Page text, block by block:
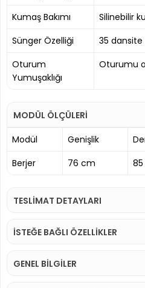
Kumaş Bakımı
Silinebilir
Sünger Özelliği
35 dansite
Oturum
Yumuşaklığı
Oturumu
MODÜL ÖLÇÜLERİ
Modül
Genişlik
Berjer
76 cm
TESLİMAT DETAYLARI
İSTEĞE BAĞLI ÖZELLİKLER
GENEL BİLGİLER